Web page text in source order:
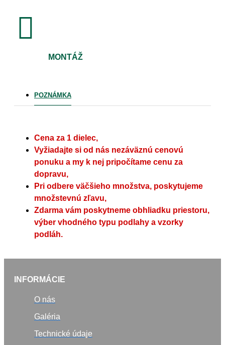
MONTÁŽ
POZNÁMKA
Cena za 1 dielec,
Vyžiadajte si od nás nezáväznú cenovú
ponuku a my k nej pripočítame cenu za
dopravu,
Pri odbere väčšieho množstva, poskytujeme
množstevnú zľavu,
Zdarma vám poskytneme obhliadku priestoru,
výber vhodného typu podlahy a vzorky
podláh.
INFORMÁCIE
O nás
Galéria
Technické údaje